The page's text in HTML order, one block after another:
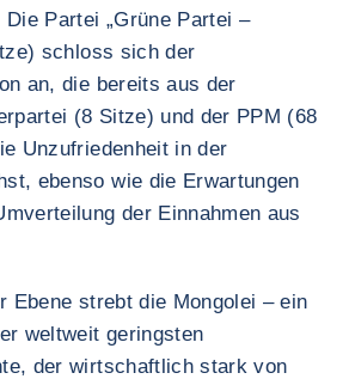
Partei „Grüne Partei –
schloss sich der
an, die bereits aus der
(8 Sitze) und der PPM (68
Unzufriedenheit in der
ebenso wie die Erwartungen
der Einnahmen aus
Ebene strebt die Mongolei – ein
weltweit geringsten
der wirtschaftlich stark von